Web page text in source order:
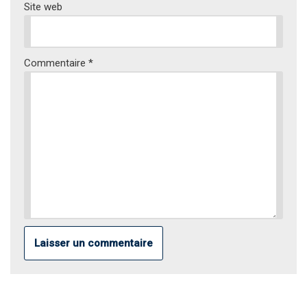
Site web
Commentaire *